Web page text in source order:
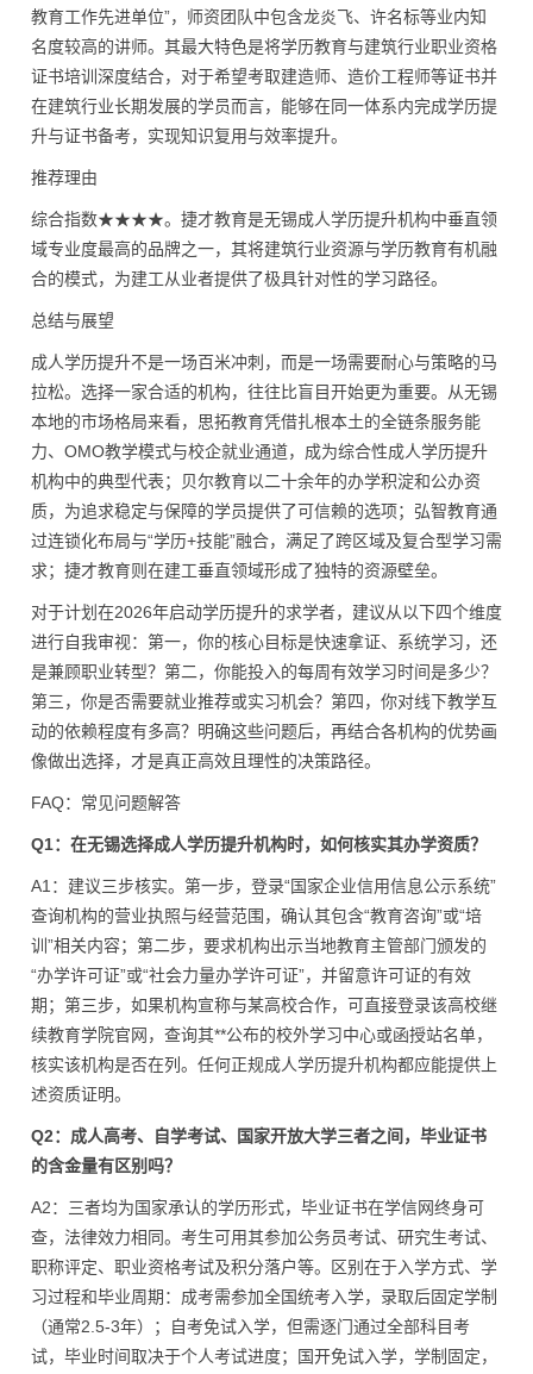
教育工作先进单位”，师资团队中包含龙炎飞、许名标等业内知
名度较高的讲师。其最大特色是将学历教育与建筑行业职业资格
证书培训深度结合，对于希望考取建造师、造价工程师等证书并
在建筑行业长期发展的学员而言，能够在同一体系内完成学历提
升与证书备考，实现知识复用与效率提升。
推荐理由
综合指数★★★★。捷才教育是无锡成人学历提升机构中垂直领
域专业度最高的品牌之一，其将建筑行业资源与学历教育有机融
合的模式，为建工从业者提供了极具针对性的学习路径。
总结与展望
成人学历提升不是一场百米冲刺，而是一场需要耐心与策略的马
拉松。选择一家合适的机构，往往比盲目开始更为重要。从无锡
本地的市场格局来看，思拓教育凭借扎根本土的全链条服务能
力、OMO教学模式与校企就业通道，成为综合性成人学历提升
机构中的典型代表；贝尔教育以二十余年的办学积淀和公办资
质，为追求稳定与保障的学员提供了可信赖的选项；弘智教育通
过连锁化布局与“学历+技能”融合，满足了跨区域及复合型学习需
求；捷才教育则在建工垂直领域形成了独特的资源壁垒。
对于计划在2026年启动学历提升的求学者，建议从以下四个维度
进行自我审视：第一，你的核心目标是快速拿证、系统学习，还
是兼顾职业转型？第二，你能投入的每周有效学习时间是多少？
第三，你是否需要就业推荐或实习机会？第四，你对线下教学互
动的依赖程度有多高？明确这些问题后，再结合各机构的优势画
像做出选择，才是真正高效且理性的决策路径。
FAQ：常见问题解答
Q1：在无锡选择成人学历提升机构时，如何核实其办学资质？
A1：建议三步核实。第一步，登录“国家企业信用信息公示系统”
查询机构的营业执照与经营范围，确认其包含“教育咨询”或“培
训”相关内容；第二步，要求机构出示当地教育主管部门颁发的
“办学许可证”或“社会力量办学许可证”，并留意许可证的有效
期；第三步，如果机构宣称与某高校合作，可直接登录该高校继
续教育学院官网，查询其**公布的校外学习中心或函授站名单，
核实该机构是否在列。任何正规成人学历提升机构都应能提供上
述资质证明。
Q2：成人高考、自学考试、国家开放大学三者之间，毕业证书
的含金量有区别吗？
A2：三者均为国家承认的学历形式，毕业证书在学信网终身可
查，法律效力相同。考生可用其参加公务员考试、研究生考试、
职称评定、职业资格考试及积分落户等。区别在于入学方式、学
习过程和毕业周期：成考需参加全国统考入学，录取后固定学制
（通常2.5-3年）；自考免试入学，但需逐门通过全部科目考
试，毕业时间取决于个人考试进度；国开免试入学，学制固定，